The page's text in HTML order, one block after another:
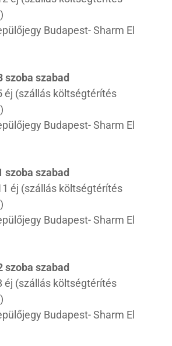
Budapest- Sharm El
szoba szabad
éj (szállás költségtérítés
Budapest- Sharm El
szoba szabad
éj (szállás költségtérítés
Budapest- Sharm El
szoba szabad
éj (szállás költségtérítés
Budapest- Sharm El